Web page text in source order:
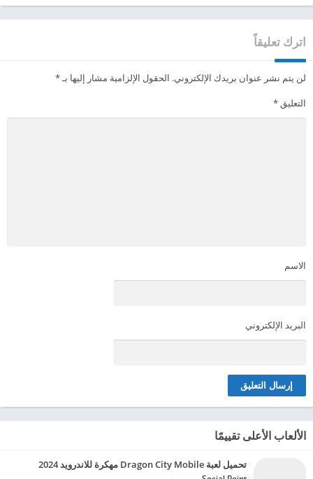
اترك تعليقاً
لن يتم نشر عنوان بريدك الإلكتروني. الحقول الإلزامية مشار إليها بـ*
التعليق*
الاسم
البريد الإلكتروني
الألعاب الأعلى تقييمًا
تحميل لعبة Dragon City Mobile مهكرة للاندرويد 2024